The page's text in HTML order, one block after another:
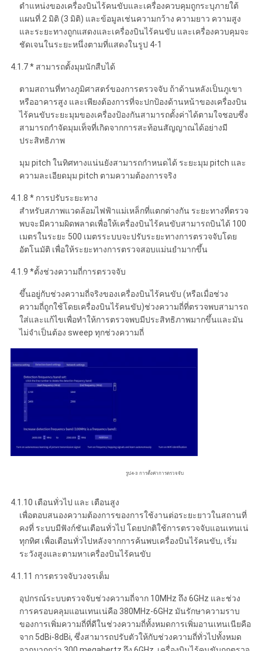
ตําแหน่งของเครื่องบินไร้คนขับและเครื่องควบคุมถูกระบุภายใต้
แผนที่ 2 มิติ (3 มิติ) และข้อมูลเช่นความกว้าง ความยาว ความสูง
และระยะทางถูกแสดงและเครื่องบินไร้คนขับ และเครื่องควบคุมจะ
ชัดเจนในระยะหนึ่งตามที่แสดงในรูป 4-1
4.1.7 * สามารถตั้งมุมนักสืบได้
ตามสถานที่ทางภูมิศาสตร์ของการตรวจจับ ถ้าด้านหลังเป็นภูเขา
หรืออาคารสูง และเพียงต้องการที่จะปกป้องด้านหน้าของเครื่องบิน
ไร้คนขับระยะมุมของเครื่องป้องกันสามารถตั้งค่าได้ตามใจชอบซึ่ง
สามารถกําจัดมุมเท็จที่เกิดจากการสะท้อนสัญญาณได้อย่างมี
ประสิทธิภาพ
มุม pitch ในทิศทางแน่นยังสามารถกําหนดได้ ระยะมุม pitch และ
ความละเอียดมุม pitch ตามความต้องการจริง
4.1.8 * การปรับระยะทาง
สําหรับสภาพแวดล้อมไฟฟ้าแม่เหล็กที่แตกต่างกัน ระยะทางที่ตรวจ
พบจะมีความผิดพลาดเพื่อให้เครื่องบินไร้คนขับสามารถบินได้ 100
เมตรในระยะ 500 เมตรระบบจะปรับระยะทางการตรวจจับโดย
อัตโนมัติ เพื่อให้ระยะทางการตรวจสอบแม่นยํามากขึ้น
4.1.9 *ตั้งช่วงความถี่การตรวจจับ
ขึ้นอยู่กับช่วงความถี่จริงของเครื่องบินไร้คนขับ (หรือเมื่อช่วง
ความถี่ถูกใช้โดยเครื่องบินไร้คนขับ)ช่วงความถี่ที่ตรวจพบสามารถ
ใส่และแก้ไขเพื่อทําให้การตรวจพบมีประสิทธิภาพมากขึ้นและมัน
ไม่จําเป็นต้อง sweep ทุกช่วงความถี่
รูป4-3 การตั้งค่าการตรวจจับ
4.1.10 เตือนทั่วไป และ เตือนสูง
เพื่อตอบสนองความต้องการของการใช้งานต่อระยะยาวในสถานที่
คงที่ ระบบมีฟังก์ชันเตือนทั่วไป โดยปกติใช้การตรวจจับแอนเทนเน่
ทุกทิศ เพื่อเตือนทั่วไปหลังจากการค้นพบเครื่องบินไร้คนขับ, เริ่ม
ระวังสูงและตามหาเครื่องบินไร้คนขับ
4.1.11 การตรวจจับวงจรเต็ม
อุปกรณ์ระบบตรวจจับช่วงความถี่จาก 10MHz ถึง 6GHz และช่วง
การครอบคลุมแอนเทนเน่คือ 380MHz-6GHz มันรักษาความราบ
ของการเพิ่มความถี่ที่ดีในช่วงความถี่ทั้งหมดการเพิ่มอานเทนเนียคือ
จาก 5dBi-8dBi, ซึ่งสามารถปรับตัวให้กับช่วงความถี่ทั่วไปทั้งหมด